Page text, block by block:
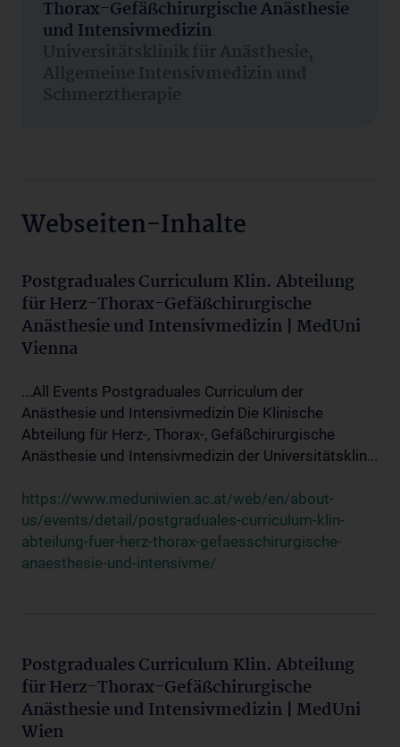
Thorax-Gefäßchirurgische Anästhesie
und Intensivmedizin
Universitätsklinik für Anästhesie,
Allgemeine Intensivmedizin und
Schmerztherapie
Webseiten-Inhalte
Postgraduales Curriculum Klin. Abteilung
für Herz-Thorax-Gefäßchirurgische
Anästhesie und Intensivmedizin | MedUni
Vienna
...All Events Postgraduales Curriculum der
Anästhesie und Intensivmedizin Die Klinische
Abteilung für Herz-, Thorax-, Gefäßchirurgische
Anästhesie und Intensivmedizin der Universitätsklin...
https://www.meduniwien.ac.at/web/en/about-
us/events/detail/postgraduales-curriculum-klin-
abteilung-fuer-herz-thorax-gefaesschirurgische-
anaesthesie-und-intensivme/
Postgraduales Curriculum Klin. Abteilung
für Herz-Thorax-Gefäßchirurgische
Anästhesie und Intensivmedizin | MedUni
Wien